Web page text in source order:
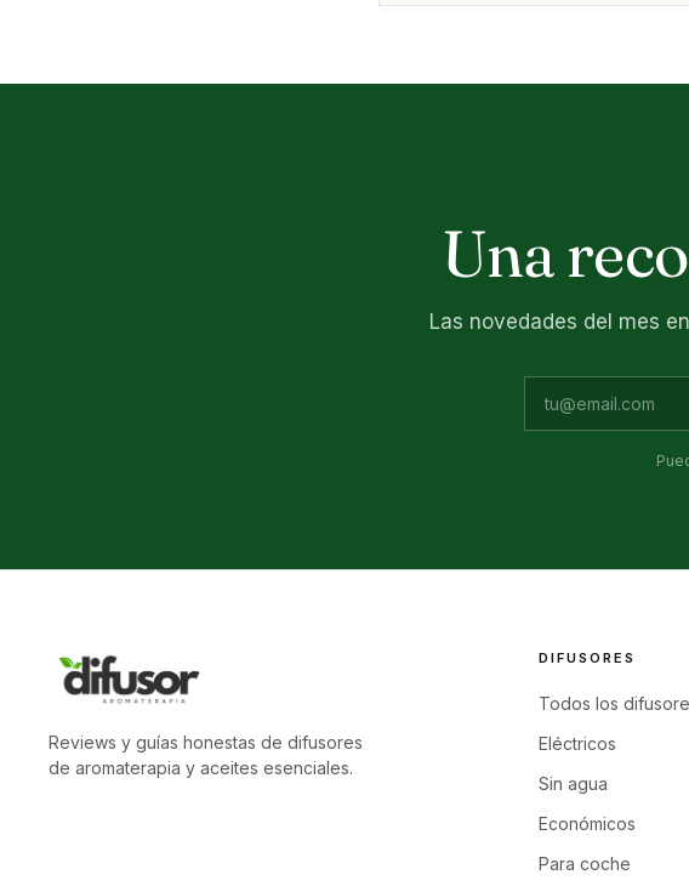
Una
Las novedades del mes
Reviews y guías honestas de difusores
de aromaterapia y aceites esenciales.
DIFUSORES
Todos los
Eléctricos
Sin agua
Económicos
Para coche